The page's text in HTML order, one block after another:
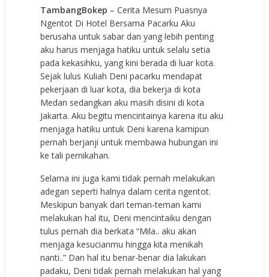
TambangBokep – Cerita Mesum Puasnya
Ngentot Di Hotel Bersama Pacarku Aku
berusaha untuk sabar dan yang lebih penting
aku harus menjaga hatiku untuk selalu setia
pada kekasihku, yang kini berada di luar kota.
Sejak lulus Kuliah Deni pacarku mendapat
pekerjaan di luar kota, dia bekerja di kota
Medan sedangkan aku masih disini di kota
Jakarta. Aku begitu mencintainya karena itu aku
menjaga hatiku untuk Deni karena kamipun
pernah berjanji untuk membawa hubungan ini
ke tali pernikahan.
Selama ini juga kami tidak pernah melakukan
adegan seperti halnya dalam cerita ngentot.
Meskipun banyak dari teman-teman kami
melakukan hal itu, Deni mencintaiku dengan
tulus pernah dia berkata “Mila.. aku akan
menjaga kesucianmu hingga kita menikah
nanti..” Dan hal itu benar-benar dia lakukan
padaku, Deni tidak pernah melakukan hal yang